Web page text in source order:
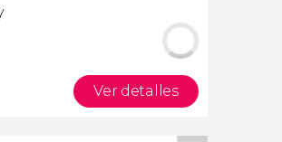
Ver detalles